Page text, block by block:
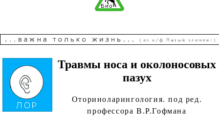
Травмы носа и околоносовых
пазух
Оториноларингология. под ред.
профессора В.Р.Гофмана